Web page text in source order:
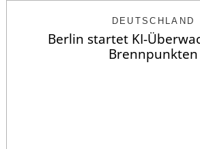
DEUTSCHLAND
Berlin startet KI-
Brennpunkten